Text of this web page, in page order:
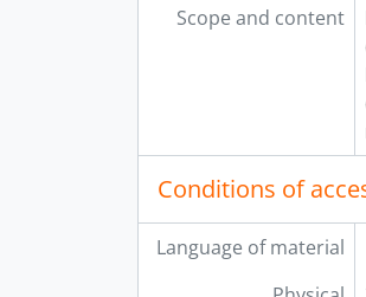
Scope and content
Conditions of
Language of material